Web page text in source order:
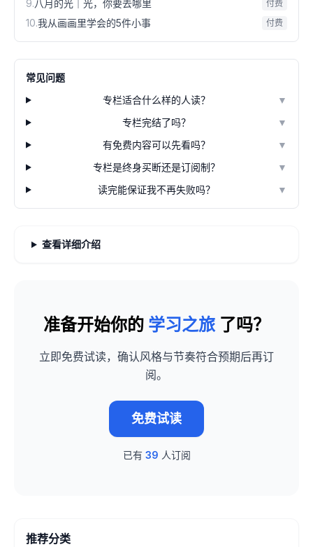
9.八月的光｜光，你要去哪里 付费
10.我从画画里学会的5件小事 付费
常见问题
专栏适合什么样的人读？
▼
专栏完结了吗？
▼
有免费内容可以先看吗？
▼
专栏是终身买断还是订阅制？
▼
读完能保证我不再失败吗？
▼
查看详细介绍
准备开始你的 学习之旅 了吗？
立即免费试读，确认风格与节奏符合预期后再订
阅。
免费试读
已有 39 人订阅
推荐分类